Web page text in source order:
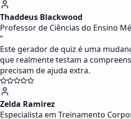
Thaddeus Blackwood
Professor de Ciências do Ensino
“
Este gerador de quiz é uma
que realmente testam a
precisam de ajuda extra.
Zelda Ramirez
Especialista em Treinamento